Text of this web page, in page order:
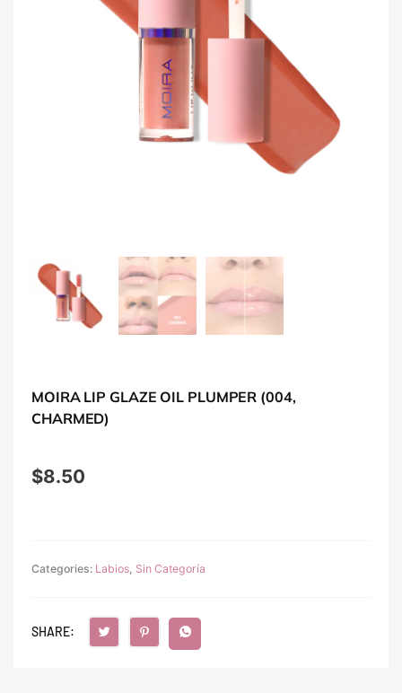
MOIRA LIP GLAZE OIL PLUMPER (004,
CHARMED)
$8.50
Categories: Labios, Sin Categoría
SHARE: